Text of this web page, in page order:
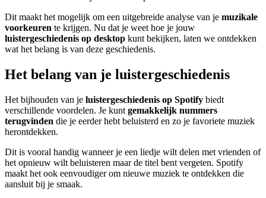
Dit maakt het mogelijk om een uitgebreide analyse van je muzikale
voorkeuren te krijgen. Nu dat je weet hoe je jouw
luistergeschiedenis op desktop kunt bekijken, laten we ontdekken
wat het belang is van deze geschiedenis.
Het belang van je luistergeschiedenis
Het bijhouden van je luistergeschiedenis op Spotify biedt
verschillende voordelen. Je kunt gemakkelijk nummers
terugvinden die je eerder hebt beluisterd en zo je favoriete muziek
herontdekken.
Dit is vooral handig wanneer je een liedje wilt delen met vrienden of
het opnieuw wilt beluisteren maar de titel bent vergeten. Spotify
maakt het ook eenvoudiger om nieuwe muziek te ontdekken die
aansluit bij je smaak.